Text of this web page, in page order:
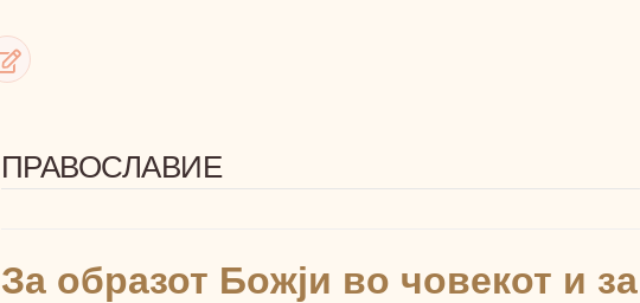
ПРАВОСЛАВИЕ
За образот Божји во човекот и за